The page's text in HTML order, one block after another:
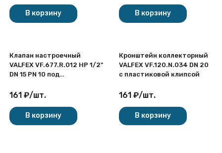
В корзину В корзину
Клапан настроечный
VALFEX VF.677.R.012 НР 1/2"
DN 15 PN 10 под
161 ₽/шт.
В корзину
Кронштейн коллекторный
VALFEX VF.120.N.034 DN 20
с пластиковой клипсой
161 ₽/шт.
В корзину